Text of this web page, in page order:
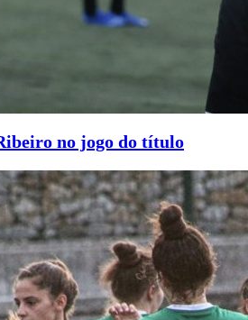
no jogo do título